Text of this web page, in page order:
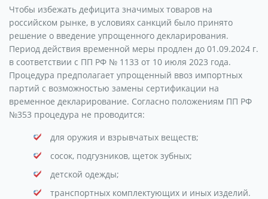
Чтобы избежать дефицита значимых товаров на
российском рынке, в условиях санкций было принято
решение о введение упрощенного декларирования.
Период действия временной меры продлен до 01.09.2024 г.
в соответствии с ПП РФ № 1133 от 10 июля 2023 года.
Процедура предполагает упрощенный ввоз импортных
партий с возможностью замены сертификации на
временное декларирование. Согласно положениям ПП РФ
№353 процедура не проводится:
для оружия и взрывчатых веществ;
сосок, подгузников, щеток зубных;
детской одежды;
транспортных комплектующих и иных изделий.